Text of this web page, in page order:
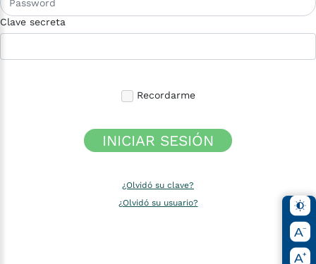
Clave secreta
Recordarme
INICIAR SESIÓN
¿Olvidó su clave?
¿Olvidó su usuario?